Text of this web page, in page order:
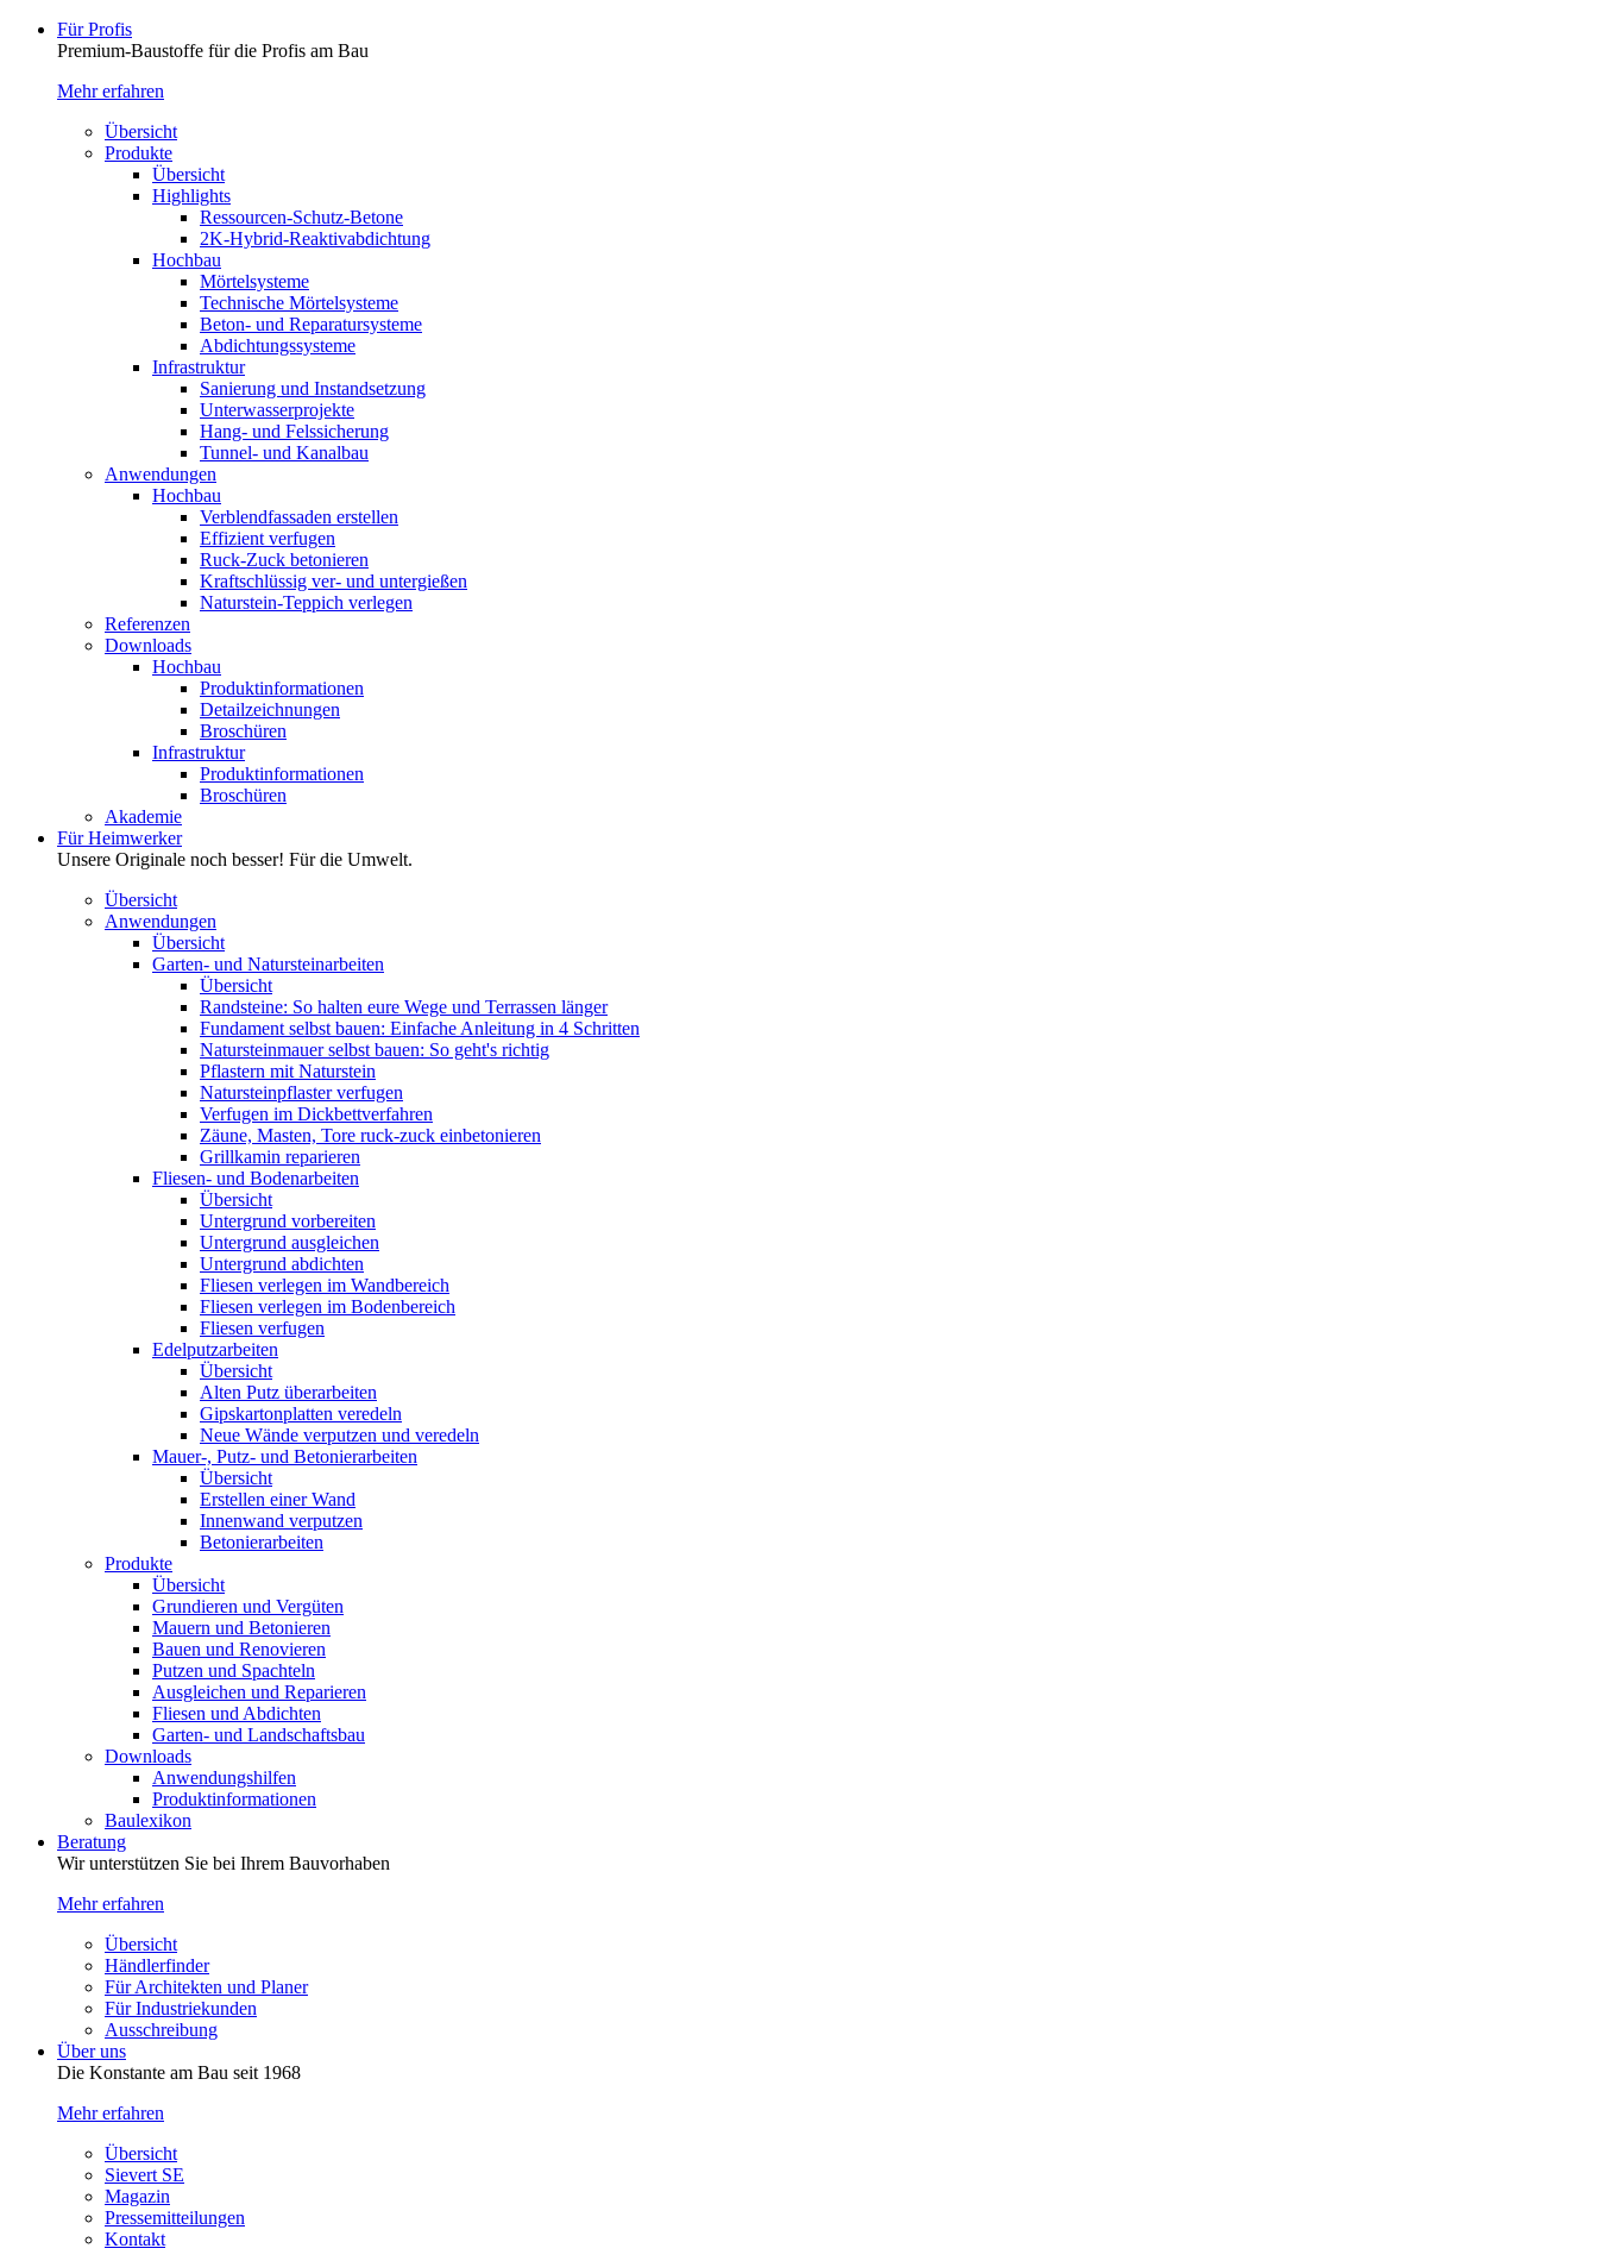
Für Profis
Premium-Baustoffe für die Profis am Bau
Mehr erfahren
Übersicht
Produkte
Übersicht
Highlights
Ressourcen-Schutz-Betone
2K-Hybrid-Reaktivab­dichtung
Hochbau
Mörtelsysteme
Technische Mörtelsysteme
Beton- und Reparatursysteme
Abdichtungssysteme
Infrastruktur
Sanierung und Instandsetzung
Unterwasserprojekte
Hang- und Felssicherung
Tunnel- und Kanalbau
Anwendungen
Hochbau
Verblendfassaden erstellen
Effizient verfugen
Ruck-Zuck betonieren
Kraftschlüssig ver- und untergießen
Naturstein-Teppich verlegen
Referenzen
Downloads
Hochbau
Produktinformationen
Detailzeichnungen
Broschüren
Infrastruktur
Produktinformationen
Broschüren
Akademie
Für Heimwerker
Unsere Originale noch besser! Für die Umwelt.
Übersicht
Anwendungen
Übersicht
Garten- und Natursteinarbeiten
Übersicht
Randsteine: So halten eure Wege und Terrassen länger
Fundament selbst bauen: Einfache Anleitung in 4 Schritten
Natursteinmauer selbst bauen: So geht's richtig
Pflastern mit Naturstein
Natursteinpflaster verfugen
Verfugen im Dickbettverfahren
Zäune, Masten, Tore ruck-zuck einbetonieren
Grillkamin reparieren
Fliesen- und Bodenarbeiten
Übersicht
Untergrund vorbereiten
Untergrund ausgleichen
Untergrund abdichten
Fliesen verlegen im Wandbereich
Fliesen verlegen im Bodenbereich
Fliesen verfugen
Edelputzarbeiten
Übersicht
Alten Putz überarbeiten
Gipskartonplatten veredeln
Neue Wände verputzen und veredeln
Mauer-, Putz- und Betonierarbeiten
Übersicht
Erstellen einer Wand
Innenwand verputzen
Betonierarbeiten
Produkte
Übersicht
Grundieren und Vergüten
Mauern und Betonieren
Bauen und Renovieren
Putzen und Spachteln
Ausgleichen und Reparieren
Fliesen und Abdichten
Garten- und Landschaftsbau
Downloads
Anwendungshilfen
Produktinformationen
Baulexikon
Beratung
Wir unterstützen Sie bei Ihrem Bauvorhaben
Mehr erfahren
Übersicht
Händlerfinder
Für Architekten und Planer
Für Industriekunden
Ausschreibung
Über uns
Die Konstante am Bau seit 1968
Mehr erfahren
Übersicht
Sievert SE
Magazin
Pressemitteilungen
Kontakt